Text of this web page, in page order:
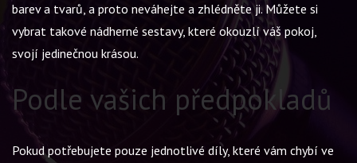
barev a tvarů, a proto neváhejte a zhlédněte ji. Můžete si
vybrat takové nádherné sestavy, které okouzlí váš pokoj,
svojí jedinečnou krásou.
Podle vašich předpokladů
Pokud potřebujete pouze jednotlivé díly, které vám chybí ve